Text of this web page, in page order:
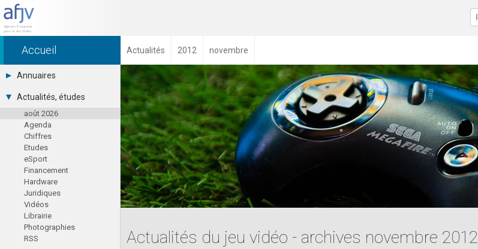
Accueil Actualités 2012 novembre
Annuaires
Toutes les sociétés (691)
Studios (418)
Editeurs (49)
Distributeurs (16)
Hard. / Accessoires (10)
Middlewares (15)
Prestataires (99)
Assoc. / Syndicats (21)
Formations / Ecoles (46)
Presse spécialisée (17)
Actualités, études
août 2026
Agenda
Chiffres
Etudes
eSport
Financement
Hardware
Juridiques
Vidéos
Librairie
Photographies
RSS
Actualités du jeu vidéo - archives novembre 2012